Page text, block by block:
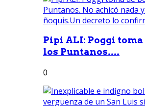
Pipi ALI: Poggi toma
los Puntanos....
0